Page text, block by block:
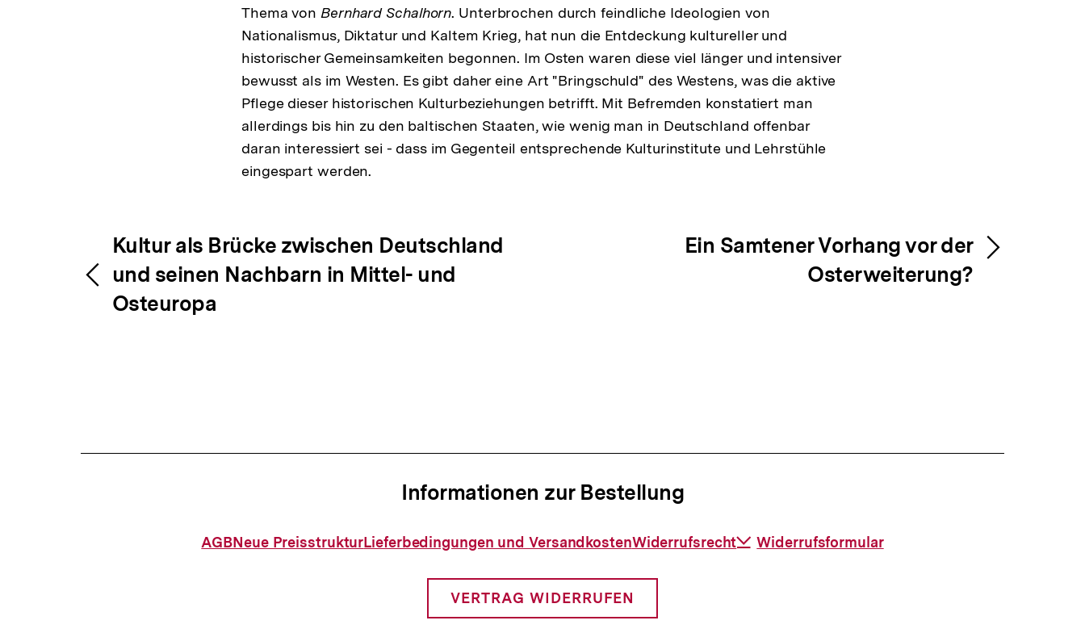
Thema vonBernhard Schalhorn. Unterbrochen durch feindliche Ideologien von
Nationalismus, Diktatur und Kaltem Krieg, hat nun die Entdeckung kultureller und
historischer Gemeinsamkeiten begonnen. Im Osten waren diese viel länger und intensiver
bewusst als im Westen. Es gibt daher eine Art "Bringschuld" des Westens, was die aktive
Pflege dieser historischen Kulturbeziehungen betrifft. Mit Befremden konstatiert man
allerdings bis hin zu den baltischen Staaten, wie wenig man in Deutschland offenbar
daran interessiert sei - dass im Gegenteil entsprechende Kulturinstitute und Lehrstühle
eingespart werden.
Fussnoten
Inhaltsnavigation
Inhaltsnavigation
Kultur als Brücke zwischen Deutschland
und seinen Nachbarn in Mittel- und
Osteuropa
Ein Samtener Vorhang vor der
Osterweiterung?
Informationen zur Bestellung
Informationen
AGBNeue PreisstrukturLieferbedingungen und VersandkostenWiderrufsrecht
Download-
Widerrufsformular
VERTRAG WIDERRUFEN